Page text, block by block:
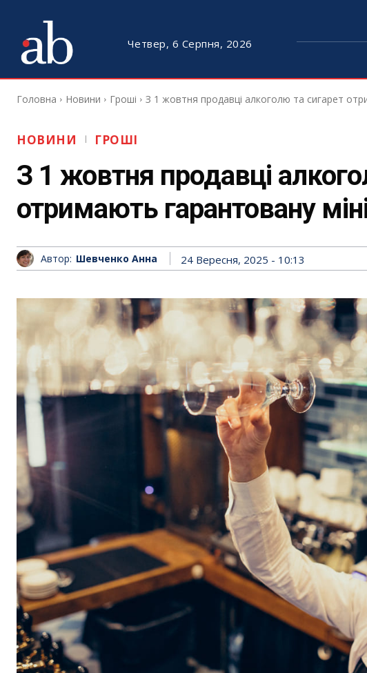
Четвер, 6 Серпня, 2026
Головна Новини Гроші З 1 жовтня продавці алкоголю та сигарет
НОВИНИ ГРОШІ
З 1 жовтня продавці
отримають гарантовану
Автор: Шевченко Анна 24 Вересня, 2025 - 10:13